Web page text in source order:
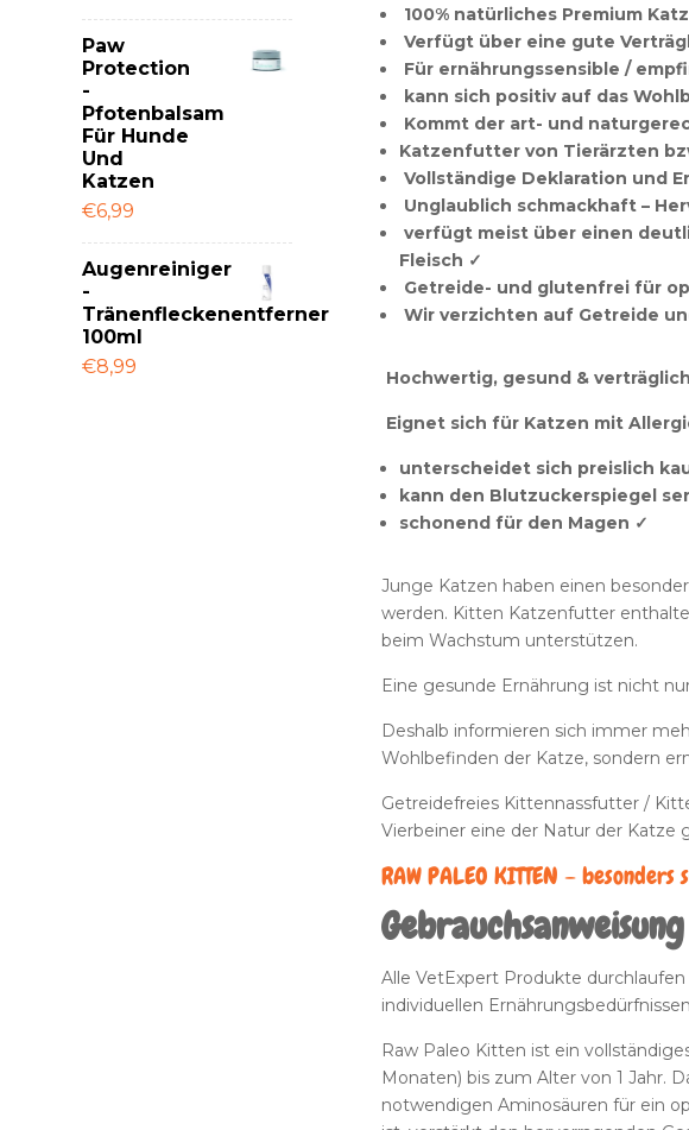
Paw
Protection
-
Pfotenbalsam
Für Hunde
Und
Katzen
€6,99
Augenreiniger
-
Tränenfleckenentferner
100ml
€8,99
100% natürliches Premium
Verfügt über eine gute
Für ernährungssensible /
kann sich positiv auf das
Kommt der art- und
Katzenfutter von Tierärzten
Vollständige Deklaration und
Unglaublich schmackhaft –
verfügt meist über einen
Fleisch ✓
Getreide- und glutenfrei für
Wir verzichten auf Getreide
Hochwertig, gesund &
Eignet sich für Katzen mit
unterscheidet sich preislich
kann den Blutzuckerspiegel
schonend für den Magen ✓
Junge Katzen haben einen
werden. Kitten Katzenfutter
beim Wachstum unterstützen.
Eine gesunde Ernährung ist nicht
Deshalb informieren sich immer
Wohlbefinden der Katze, sondern
Getreidefreies Kittennassfutter /
Vierbeiner eine der Natur der
RAW PALEO KITTEN –
Gebrauchsanweisung
Alle VetExpert Produkte
individuellen
Raw Paleo Kitten ist ein
Monaten) bis zum Alter von 1 Jahr.
notwendigen Aminosäuren für ein